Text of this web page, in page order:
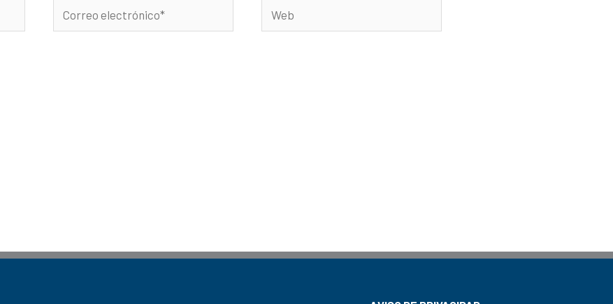
Correo
electrónico*
Web